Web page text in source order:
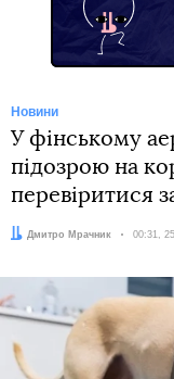
Новини
У фінському
підозрою на
перевіритися
Автор:
Дмитро Мрачник Дата:
00:31,